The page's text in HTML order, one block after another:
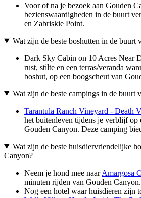
Voor of na je bezoek aan Gouden
bezienswaardigheden in de buurt
en Zabriskie Point.
Wat zijn de beste boshutten in de buurt
Dark Sky Cabin on 10 Acres Near
rust, stilte en een terras/veranda
boshut, op een boogscheut van
Wat zijn de beste campings in de buurt
Tarantula Ranch Vineyard - Death
het buitenleven tijdens je verblijf op
Gouden Canyon. Deze camping
Wat zijn de beste huisdiervriendelijke
Canyon?
Neem je hond mee naarAmargosa
minuten rijden van Gouden Canyon.
Nog een hotel waar huisdieren zijn